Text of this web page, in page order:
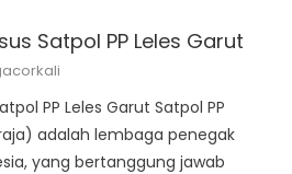
Satpol PP Leles Garut
PP Leles Garut Satpol PP
adalah lembaga penegak
yang bertanggung jawab